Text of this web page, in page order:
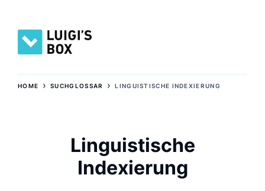
HOME ›SUCHGLOSSAR ›LINGUISTISCHE INDEXIERUNG
Linguistische
Indexierung